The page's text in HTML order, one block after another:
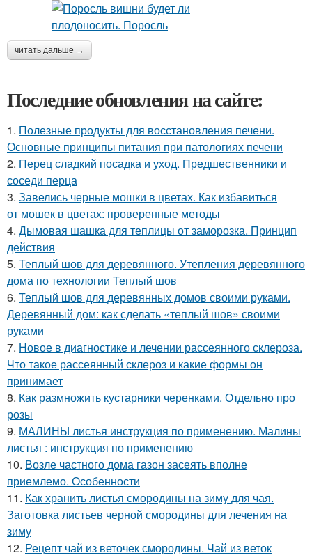
читать дальше →
Последние обновления на сайте:
1. Полезные продукты для восстановления печени.
Основные принципы питания при патологиях печени
2. Перец сладкий посадка и уход. Предшественники и
соседи перца
3. Завелись черные мошки в цветах. Как избавиться
от мошек в цветах: проверенные методы
4. Дымовая шашка для теплицы от заморозка. Принцип
действия
5. Теплый шов для деревянного. Утепления деревянного
дома по технологии Теплый шов
6. Теплый шов для деревянных домов своими руками.
Деревянный дом: как сделать «теплый шов» своими
руками
7. Новое в диагностике и лечении рассеянного склероза.
Что такое рассеянный склероз и какие формы он
принимает
8. Как размножить кустарники черенками. Отдельно про
розы
9. МАЛИНЫ листья инструкция по применению. Малины
листья : инструкция по применению
10. Возле частного дома газон засеять вполне
приемлемо. Особенности
11. Как хранить листья смородины на зиму для чая.
Заготовка листьев черной смородины для лечения на
зиму
12. Рецепт чай из веточек смородины. Чай из веток